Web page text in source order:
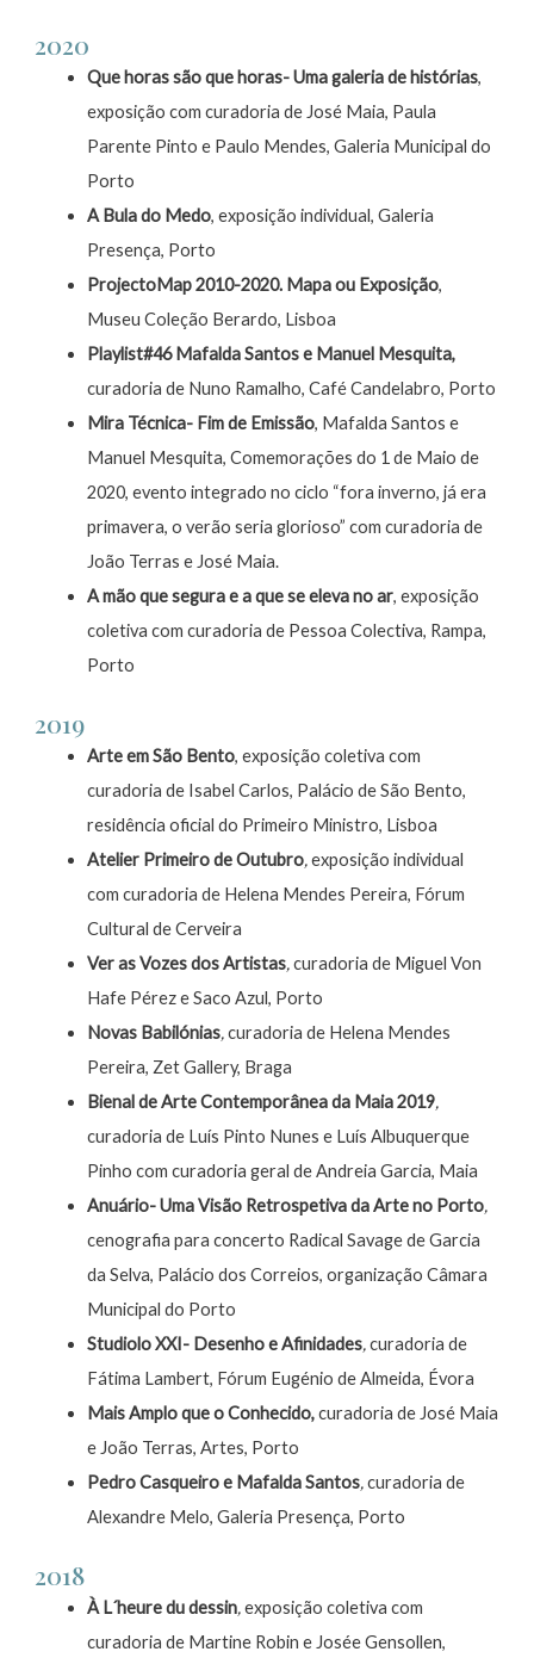
2020
Que horas são que horas- Uma galeria de histórias,
exposição com curadoria de José Maia, Paula
Parente Pinto e Paulo Mendes, Galeria Municipal do
Porto
A Bula do Medo, exposição individual, Galeria
Presença, Porto
ProjectoMap 2010-2020. Mapa ou Exposição,
Museu Coleção Berardo, Lisboa
Playlist#46 Mafalda Santos e Manuel Mesquita,
curadoria de Nuno Ramalho, Café Candelabro, Porto
Mira Técnica- Fim de Emissão, Mafalda Santos e
Manuel Mesquita, Comemorações do 1 de Maio de
2020, evento integrado no ciclo “fora inverno, já era
primavera, o verão seria glorioso” com curadoria de
João Terras e José Maia.
A mão que segura e a que se eleva no ar, exposição
coletiva com curadoria de Pessoa Colectiva, Rampa,
Porto
2019
Arte em São Bento, exposição coletiva com
curadoria de Isabel Carlos, Palácio de São Bento,
residência oficial do Primeiro Ministro, Lisboa
Atelier Primeiro de Outubro,exposição individual
com curadoria de Helena Mendes Pereira, Fórum
Cultural de Cerveira
Ver as Vozes dos Artistas,curadoria de Miguel Von
Hafe Pérez e Saco Azul, Porto
Novas Babilónias,curadoria de Helena Mendes
Pereira, Zet Gallery, Braga
Bienal de Arte Contemporânea da Maia 2019,
curadoria de Luís Pinto Nunes e Luís Albuquerque
Pinho com curadoria geral de Andreia Garcia, Maia
Anuário- Uma Visão Retrospetiva da Arte no Porto,
cenografia para concerto Radical Savage de Garcia
da Selva, Palácio dos Correios, organização Câmara
Municipal do Porto
Studiolo XXI- Desenho e Afinidades,curadoria de
Fátima Lambert, Fórum Eugénio de Almeida, Évora
Mais Amplo que o Conhecido,curadoria de José Maia
e João Terras, Artes, Porto
Pedro Casqueiro e Mafalda Santos,curadoria de
Alexandre Melo, Galeria Presença, Porto
2018
À L´heure du dessin,exposição coletiva com
curadoria de Martine Robin e Josée Gensollen,